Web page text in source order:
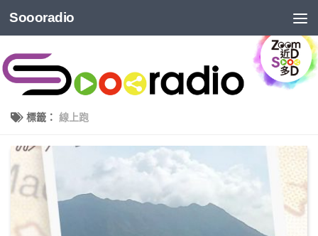
Soooradio
標籤： 線上跑